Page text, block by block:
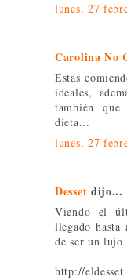
lunes, 27
Carolina No
Estás
ideales,
también
dieta...
lunes, 27
Desset dijo...
Viendo el
llegado
de ser un lujo
http://